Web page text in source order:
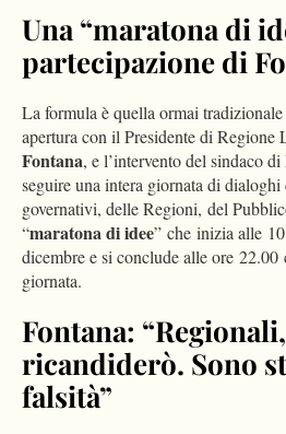
Una “maratona di
partecipazione di
La formula è quella ormai
apertura con il Presidente di Regione
Fontana, e l’intervento del sindaco
seguire una intera giornata di dialoghi
governativi, delle Regioni, del
“maratona di idee” che inizia alle
dicembre e si conclude alle ore
giornata.
Fontana:
ricandiderò. Sono
falsità”